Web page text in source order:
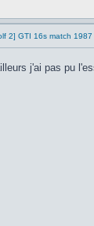
2] GTI 16s match 1987
j'ai pas pu